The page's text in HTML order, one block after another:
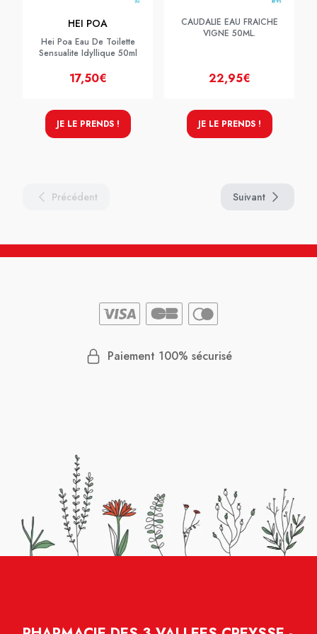
HEI POA
Hei Poa Eau De Toilette
Sensualite Idyllique 50ml
17,50€
JE LE PRENDS !
CAUDALIE EAU FRAICHE
VIGNE 50ML.
22,95€
JE LE PRENDS !
Précédent Suivant
Paiement 100% sécurisé